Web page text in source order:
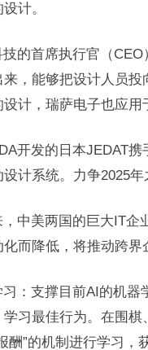
计。
技的首席执行官（
来，能够把设计人员
计，瑞萨电子也应用
开发的日本JEDAT
计系统。力争2025年
中美两国的巨大IT企
而降低，将推动跨界
习：支撑目前AI的机器
学习最佳行为。在围
酬”的机制进行学习，